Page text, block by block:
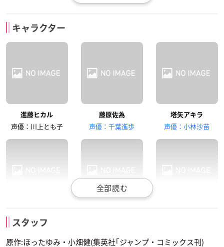
藤崎あかり
津田英三
塔矢行洋
藤原啓治
緒方精次
浅川悠
三谷祐輝
福井雄太
キャラクター
進藤ヒカル
声優：川上とも子
藤原佐為
声優：千葉進歩
塔矢アキラ
声優：小林沙苗
声優：かかずゆみ
スタッフ
原作:ほったゆみ・小畑健(集英社｢ジャンプ・コミックス刊)